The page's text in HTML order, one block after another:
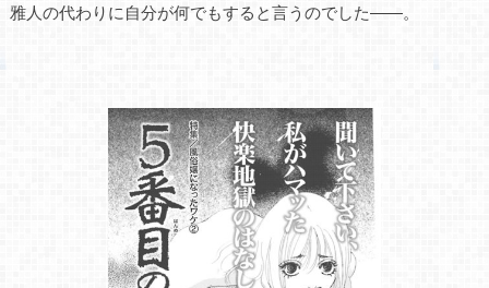
雅人の代わりに自分が何でもすると言うのでした――。